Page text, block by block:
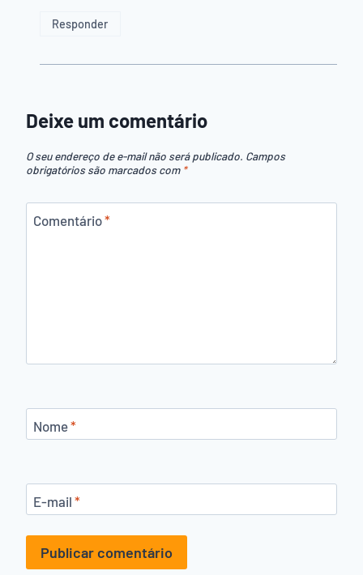
Responder
Deixe um comentário
O seu endereço de e-mail não será publicado. Campos
obrigatórios são marcados com *
Comentário*
Nome*
E-mail *